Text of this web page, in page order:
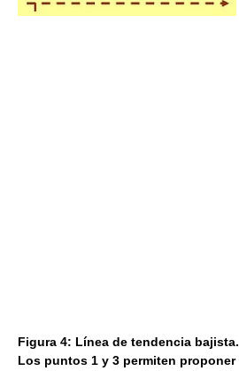
Figura 4: Línea de tendencia bajista.
Los puntos 1 y 3 permiten proponer